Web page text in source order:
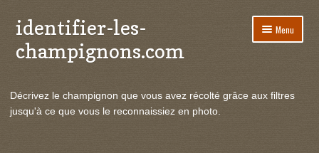
Aller
à
la
Aller
au
contenu
identifier-les-
champignons.com
Menu
le
Actualités
Décrivez le champignon que vous avez récolté grâce aux filtres
jusqu'à ce que vous le reconnaissiez en photo.